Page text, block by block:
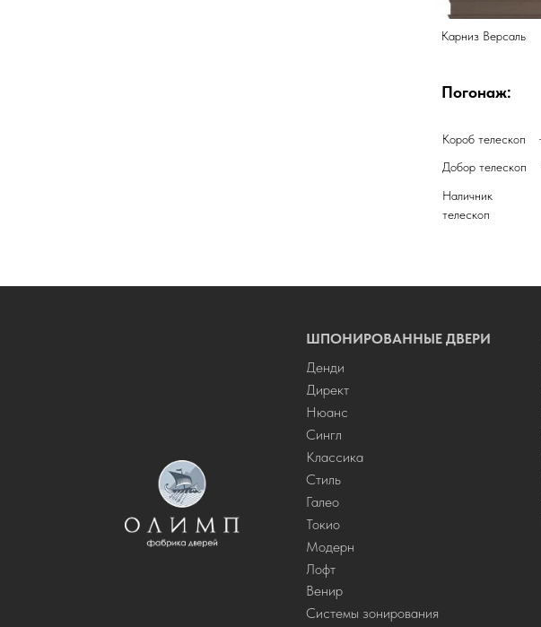
Наличник
телескоп
Добор телескоп
Короб телескоп
Карниз Версаль
Погонаж:
ШПОНИРОВАННЫЕ ДВЕРИ
Денди
Директ
Нюанс
Сингл
Классика
Стиль
Галео
Токио
Модерн
Лофт
Системы зонирования
Венир